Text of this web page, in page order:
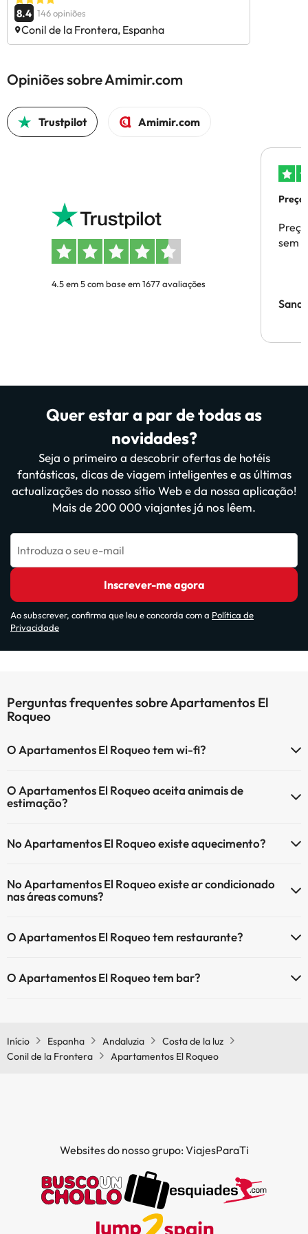
8.4 146 opiniões
Conil de la Frontera, Espanha
Opiniões sobre Amimir.com
Trustpilot Amimir.com
4.5 em 5 com base em 1677 avaliações
sem
Quer estar a par de todas as
novidades?
Seja o primeiro a descobrir ofertas de hotéis
fantásticas, dicas de viagem inteligentes e as últimas
actualizações do nosso sítio Web e da nossa aplicação!
Mais de 200 000 viajantes já nos lêem.
Introduza o seu e-mail
Inscrever-me agora
Ao subscrever, confirma que leu e concorda com a Política de
Privacidade
Perguntas frequentes sobre Apartamentos El
Roqueo
O Apartamentos El Roqueo tem wi-fi?
O Apartamentos El Roqueo aceita animais de
estimação?
No Apartamentos El Roqueo existe aquecimento?
comuns.
No Apartamentos El Roqueo existe ar condicionado
nas áreas comuns?
comuns.
O Apartamentos El Roqueo tem restaurante?
O Apartamentos El Roqueo tem bar?
Início Espanha Andaluzia
Costa de la luz
Conil de la Frontera
Apartamentos El Roqueo
Websites do nosso grupo: ViajesParaTi